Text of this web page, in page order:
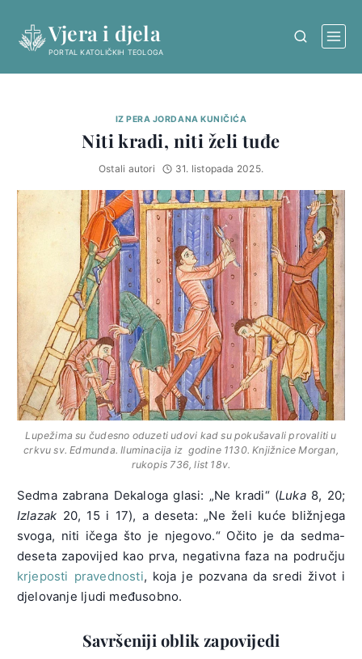
content
Vjera i djela
PORTAL KATOLIČKIH TEOLOGA
IZ PERA JORDANA KUNIČIĆA
Niti kradi, niti želi tuđe
Ostali autori 31. listopada 2025.
Lupežima su čudesno oduzeti udovi kad su pokušavali provaliti u
crkvu sv. Edmunda. Iluminacija iz godine 1130. Knjižnice Morgan,
rukopis 736, list 18v.
Sedma zabrana Dekaloga glasi: „Ne kradi“ (Luka8, 20;
Izlazak 20, 15 i 17), a deseta: „Ne želi kuće bližnjega
svoga, niti ičega što je njegovo.“ Očito je da sedma-
deseta zapovijed kao prva, negativna faza na području
krjeposti pravednosti, koja je pozvana da sredi život i
djelovanje ljudi međusobno.
Savršeniji oblik zapovijedi